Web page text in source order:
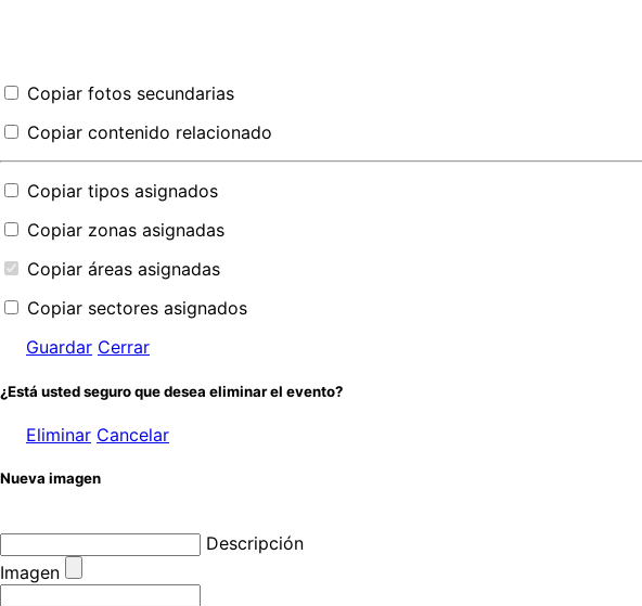
Copiar fotos secundarias
Copiar contenido relacionado
Copiar tipos asignados
Copiar zonas asignadas
Copiar áreas asignadas
Copiar sectores asignados
Guardar Cerrar
¿Está usted seguro que desea eliminar el evento?
Eliminar Cancelar
Nueva imagen
Descripción
Imagen